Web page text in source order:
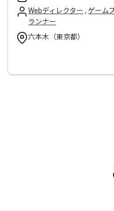
Webディレクター , ゲーム
ランナー
六本木（東京都）